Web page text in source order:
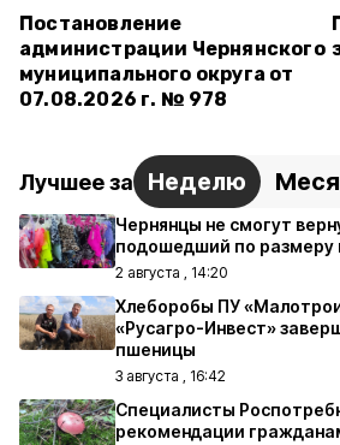
Постановление
администрации Чернянского
муниципального округа от
07.08.2026 г. № 978
Лучшее за Неделю
Чернянцы не смогут
подошедший по размеру
2 августа , 14:20
Хлеборобы ПУ
«Русагро-Инвест»
пшеницы
3 августа , 16:42
Специалисты
рекомендации